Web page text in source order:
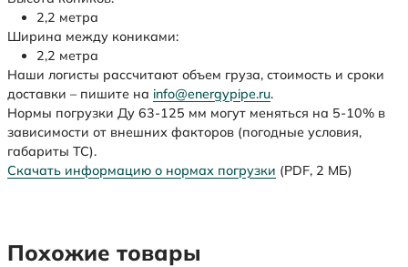
2,2 метра
Ширина между кониками:
2,2 метра
Наши логисты рассчитают объем груза, стоимость и сроки
доставки – пишите на info@energypipe.ru.
Нормы погрузки Ду 63-125 мм могут меняться на 5-10% в
зависимости от внешних факторов (погодные условия,
габариты ТС).
Скачать информацию о нормах погрузки (PDF, 2 МБ)
Похожие товары